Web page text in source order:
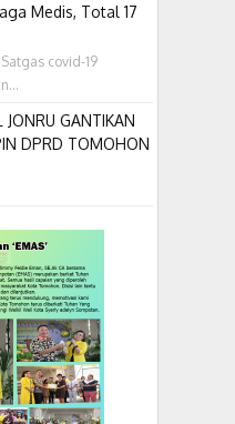
Medis, Total 17
covid-19
JONRU GANTIKAN
DPRD TOMOHON